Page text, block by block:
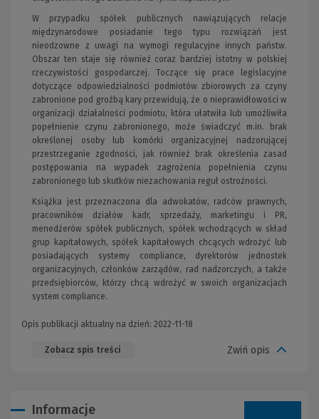
W przypadku spółek publicznych nawiązujących relacje
międzynarodowe posiadanie tego typu rozwiązań jest
nieodzowne z uwagi na wymogi regulacyjne innych państw.
Obszar ten staje się również coraz bardziej istotny w polskiej
rzeczywistości gospodarczej. Toczące się prace legislacyjne
dotyczące odpowiedzialności podmiotów zbiorowych za czyny
zabronione pod groźbą kary przewidują, że o nieprawidłowości w
organizacji działalności podmiotu, która ułatwiła lub umożliwiła
popełnienie czynu zabronionego, może świadczyć m.in. brak
określonej osoby lub komórki organizacyjnej nadzorującej
przestrzeganie zgodności, jak również brak określenia zasad
postępowania na wypadek zagrożenia popełnienia czynu
zabronionego lub skutków niezachowania reguł ostrożności.
Książka jest przeznaczona dla adwokatów, radców prawnych,
pracowników działów kadr, sprzedaży, marketingu i PR,
menedżerów spółek publicznych, spółek wchodzących w skład
grup kapitałowych, spółek kapitałowych chcących wdrożyć lub
posiadających systemy compliance, dyrektorów jednostek
organizacyjnych, członków zarządów, rad nadzorczych, a także
przedsiębiorców, którzy chcą wdrożyć w swoich organizacjach
system compliance.
Opis publikacji aktualny na dzień: 2022-11-18
Zobacz spis treści Zwiń opis
Informacje